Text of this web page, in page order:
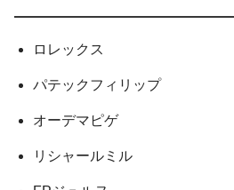
ロレックス
パテックフィリップ
オーデマピゲ
リシャールミル